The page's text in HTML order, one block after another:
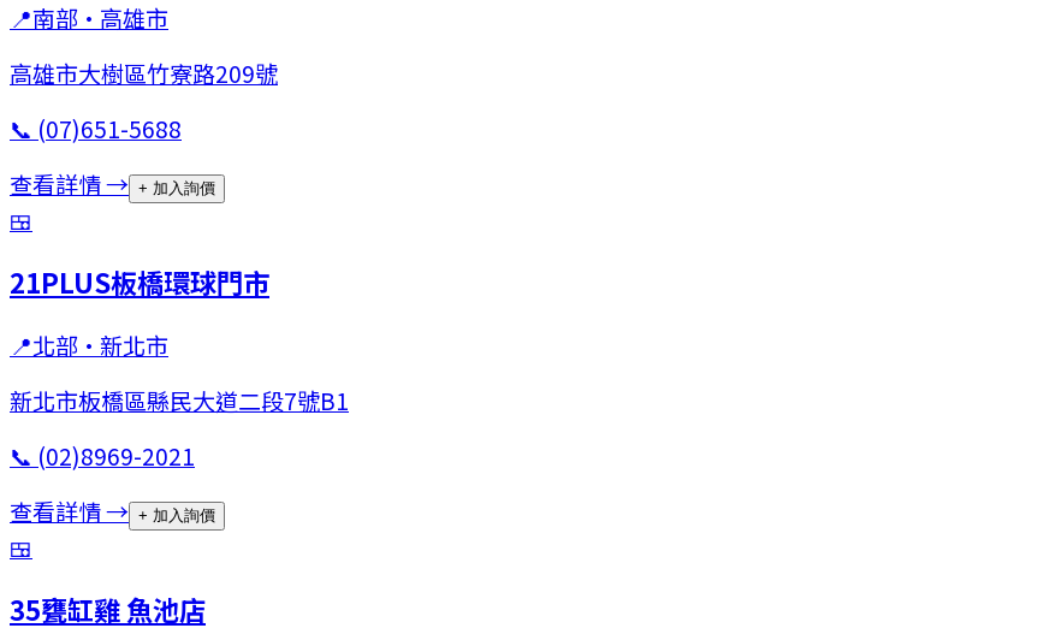
📍南部 · 高雄市
高雄市大樹區竹寮路209號
📞 (07)651-5688
查看詳情 → + 加入詢價
🍱
21PLUS板橋環球門市
📍北部 · 新北市
新北市板橋區縣民大道二段7號B1
📞 (02)8969-2021
查看詳情 → + 加入詢價
🍱
35甕缸雞 魚池店